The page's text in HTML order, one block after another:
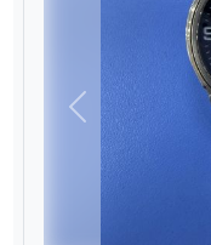
Назад